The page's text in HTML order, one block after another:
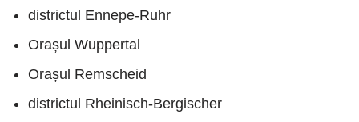
districtul Ennepe-Ruhr
Orașul Wuppertal
Orașul Remscheid
districtul Rheinisch-Bergischer